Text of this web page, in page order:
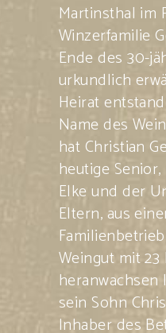
Martinsthal im
Winzerfamilie
Ende des 30-
urkundlich
Heirat
Name des
hat Christian
heutige
Elke und der
Eltern, aus
Weingut mit
heranwachsen
sein Sohn
Inhaber des